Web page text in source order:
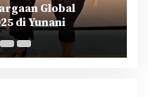
Global
di Yunani